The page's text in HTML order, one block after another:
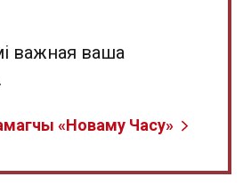
важная ваша
«Новаму Часу»